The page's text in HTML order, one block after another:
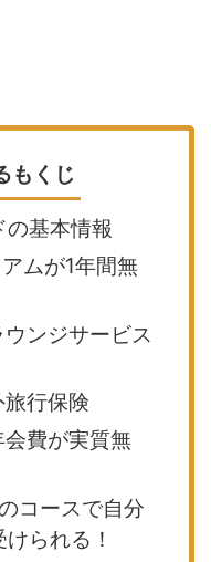
もくじ
基本情報
ムが1年間無
ンジサービス
行保険
費が実質無
コースで自分
られる！